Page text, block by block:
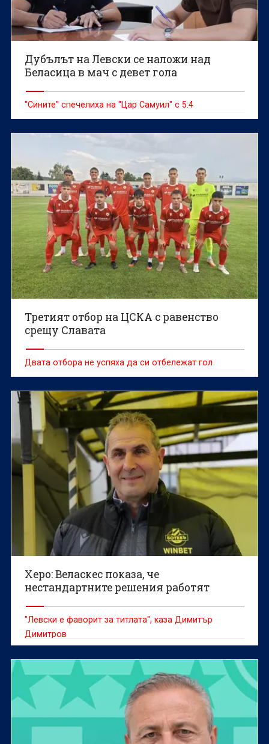
Дубълът на Левски се наложи над
Беласица в мач с девет гола
"Сините" спечелиха на "Цар Самуил" с 5:4
Третият отбор на ЦСКА с равенство
срещу Славата
Двата отбора не успяха да си отбележат гол
Херо: Веласкес показа, че
нестандартните решения работят
"Левски е фаворит за титлата", каза Димитър
Димитров